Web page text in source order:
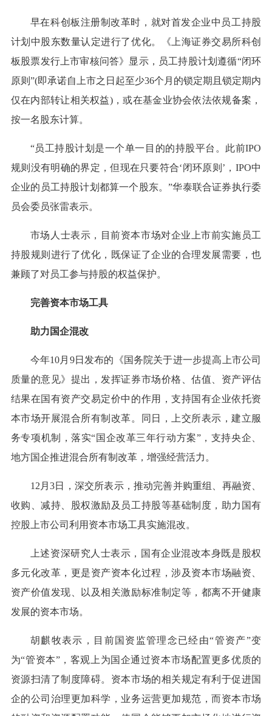
早在科创板注册制改革时，就对首发企业中员工持股
计划中股东数量认定进行了优化。《上海证券交易所科创
板股票发行上市审核问答》显示，员工持股计划遵循“闭环
原则”(即承诺自上市之日起至少36个月的锁定期且锁定期内
仅在内部转让相关权益)，或在基金业协会依法依规备案，
按一名股东计算。
“员工持股计划是一个单一目的的持股平台。此前IPO
规则没有明确的界定，但现在只要符合‘闭环原则’，IPO中
企业的员工持股计划都算一个股东。”华泰联合证券执行委
员会委员张雷表示。
市场人士表示，目前资本市场对企业上市前实施员工
持股规则进行了优化，既保证了企业的合理发展需要，也
兼顾了对员工参与持股的权益保护。
完善资本市场工具
助力国企混改
今年10月9日发布的《国务院关于进一步提高上市公司
质量的意见》提出，发挥证券市场价格、估值、资产评估
结果在国有资产交易定价中的作用，支持国有企业依托资
本市场开展混合所有制改革。同日，上交所表示，建立服
务专项机制，落实“国企改革三年行动方案”，支持央企、
地方国企推进混合所有制改革，增强经营活力。
12月3日，深交所表示，推动完善并购重组、再融资、
收购、减持、股权激励及员工持股等基础制度，助力国有
控股上市公司利用资本市场工具实施混改。
上述资深研究人士表示，国有企业混改本身既是股权
多元化改革，更是资产资本化过程，涉及资本市场融资、
资产价值发现、以及相关激励标准制定等，都离不开健康
发展的资本市场。
胡麒牧表示，目前国资监管理念已经由“管资产”变
为“管资本”，客观上为国企通过资本市场配置更多优质的
资源扫清了制度障碍。资本市场的相关规定有利于促进国
企的公司治理更加科学，业务运营更加规范，而资本市场